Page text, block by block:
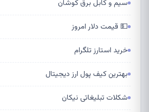
سیم و کابل برق کوشان
💵 قیمت دلار امروز
خرید استارز تلگرام
بهترین کیف پول ارز دیجیتال
شکلات تبلیغاتی نیکان